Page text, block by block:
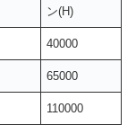
ン(H)
40000
65000
110000